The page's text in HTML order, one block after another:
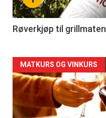
-
4
Røverkjøp til grillmaten
Forsiden
akkurat
nå
MATKURS OG VINKURS